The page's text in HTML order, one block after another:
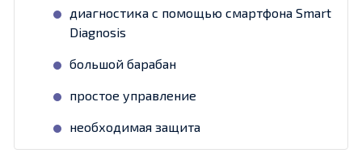
диагностика с помощью смартфона Smart
Diagnosis
большой барабан
простое управление
необходимая защита